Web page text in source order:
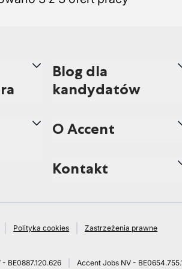
Blog dla
kandydatów
O Accent
Kontakt
Polityka cookies
Zastrzeżenia prawne
BE0887.120.626 Accent Jobs NV -